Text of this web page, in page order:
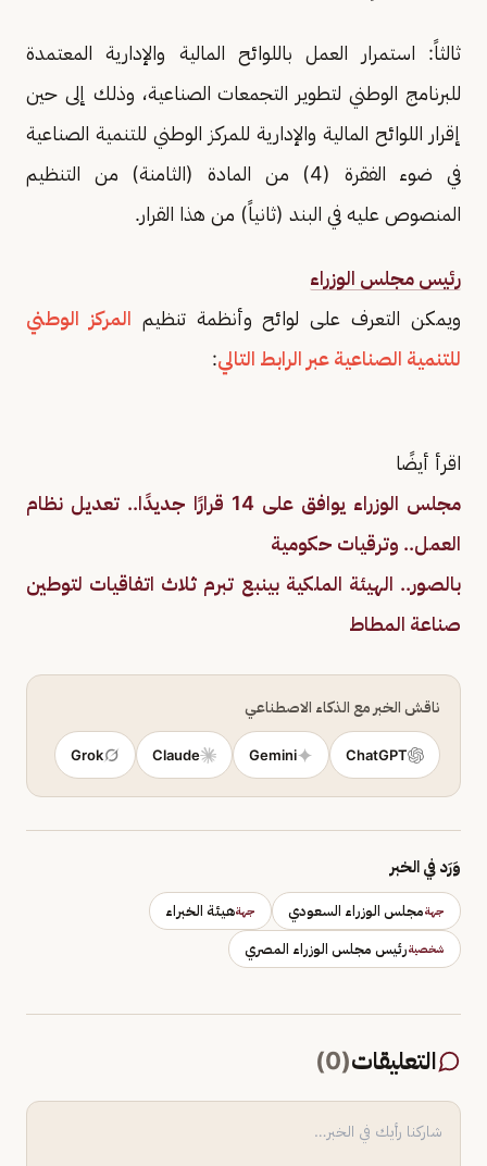
ثالثاً: استمرار العمل باللوائح المالية والإدارية المعتمدة
للبرنامج الوطني لتطوير التجمعات الصناعية، وذلك إلى حين
إقرار اللوائح المالية والإدارية للمركز الوطني للتنمية الصناعية
في ضوء الفقرة (4) من المادة (الثامنة) من التنظيم
المنصوص عليه في البند (ثانياً) من هذا القرار.
رئيس مجلس الوزراء
ويمكن التعرف على لوائح وأنظمة تنظيم المركز الوطني
للتنمية الصناعية عبر الرابط التالي:
اقرأ أيضًا
مجلس الوزراء يوافق على 14 قرارًا جديدًا.. تعديل نظام
العمل.. وترقيات حكومية
بالصور.. الهيئة الملكية بينبع تبرم ثلاث اتفاقيات لتوطين
صناعة المطاط
ناقش الخبر مع الذكاء الاصطناعي
ChatGPT
Gemini
Claude
Grok
وَرَد في الخبر
جهةمجلس الوزراء السعودي جهةهيئة الخبراء
شخصيةرئيس مجلس الوزراء المصري
التعليقات(
0
)